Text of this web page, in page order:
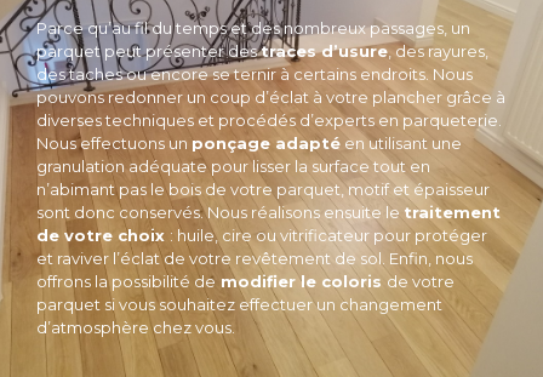
Parce qu’au fil du temps et des nombreux passages, un
parquet peut présenter destraces d’usure , des rayures,
des taches ou encore se ternir à certains endroits. Nous
pouvons redonner un coup d’éclat à votre plancher grâce à
diverses techniques et procédés d’experts en parqueterie.
Nous effectuons un ponçage adapté en utilisant une
granulation adéquate pour lisser la surface tout en
n’abimant pas le bois de votre parquet, motif et épaisseur
sont donc conservés. Nous réalisons ensuite le traitement
de votre choix : huile, cire ou vitrificateur pour protéger
et raviver l’éclat de votre revêtement de sol. Enfin, nous
offrons la possibilité de modifier le coloris de votre
parquet si vous souhaitez effectuer un changement
d’atmosphère chez vous.